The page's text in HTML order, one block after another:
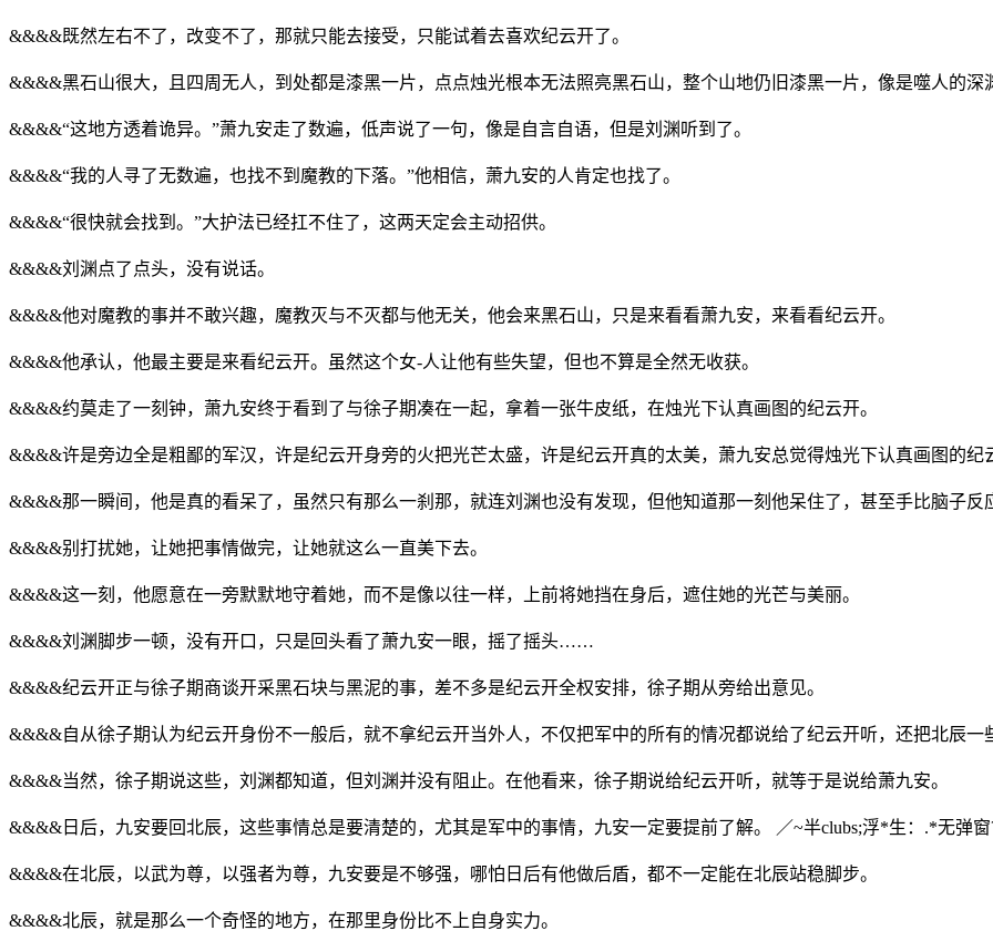
&&&&既然左右不了，改变不了，那就只能去接受，只能试着去喜欢纪云开了。
&&&&黑石山很大，且四周无人，到处都是漆黑一片，点点烛光根本无法照亮黑石山，整个山地仍旧漆黑一片，像是噬人的深
&&&&“这地方透着诡异。”萧九安走了数遍，低声说了一句，像是自言自语，但是刘渊听到了。
&&&&“我的人寻了无数遍，也找不到魔教的下落。”他相信，萧九安的人肯定也找了。
&&&&“很快就会找到。”大护法已经扛不住了，这两天定会主动招供。
&&&&刘渊点了点头，没有说话。
&&&&他对魔教的事并不敢兴趣，魔教灭与不灭都与他无关，他会来黑石山，只是来看看萧九安，来看看纪云开。
&&&&他承认，他最主要是来看纪云开。虽然这个女-人让他有些失望，但也不算是全然无收获。
&&&&约莫走了一刻钟，萧九安终于看到了与徐子期凑在一起，拿着一张牛皮纸，在烛光下认真画图的纪云开。
&&&&许是旁边全是粗鄙的军汉，许是纪云开身旁的火把光芒太盛，许是纪云开真的太美，萧九安总觉得烛光下认真画图的纪
&&&&那一瞬间，他是真的看呆了，虽然只有那么一刹那，就连刘渊也没有发现，但他知道那一刻他呆住了，甚至手比脑子反
&&&&别打扰她，让她把事情做完，让她就这么一直美下去。
&&&&这一刻，他愿意在一旁默默地守着她，而不是像以往一样，上前将她挡在身后，遮住她的光芒与美丽。
&&&&刘渊脚步一顿，没有开口，只是回头看了萧九安一眼，摇了摇头……
&&&&纪云开正与徐子期商谈开采黑石块与黑泥的事，差不多是纪云开全权安排，徐子期从旁给出意见。
&&&&自从徐子期认为纪云开身份不一般后，就不拿纪云开当外人，不仅把军中的所有的情况都说给了纪云开听，还把北辰
&&&&当然，徐子期说这些，刘渊都知道，但刘渊并没有阻止。在他看来，徐子期说给纪云开听，就等于是说给萧九安。
&&&&日后，九安要回北辰，这些事情总是要清楚的，尤其是军中的事情，九安一定要提前了解。 ／~半clubs;浮*生：.*无弹窗
&&&&在北辰，以武为尊，以强者为尊，九安要是不够强，哪怕日后有他做后盾，都不一定能在北辰站稳脚步。
&&&&北辰，就是那么一个奇怪的地方，在那里身份比不上自身实力。